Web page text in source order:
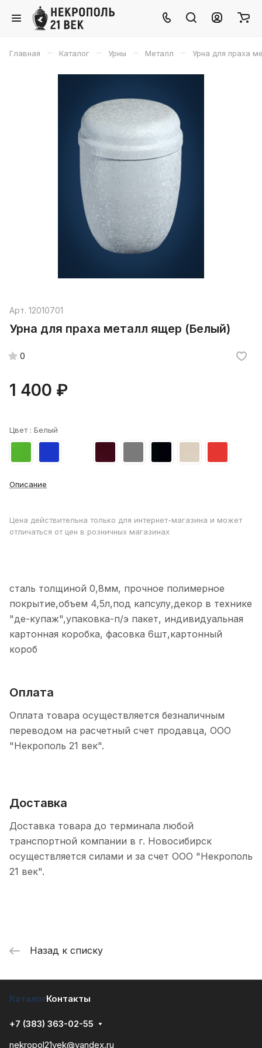
Главная – Каталог – Урны – Металл – Урна для праха
Арт. 12010701
Урна для праха металл ящер (Белый)
0
1 400 ₽
Цвет : Белый
Описание
Цена действительна только для интернет-магазина и может
отличаться от цен в розничных магазинах
сталь толщиной 0,8мм, прочное полимерное
покрытие,объем 4,5л,под капсулу,декор в технике
"де-купаж",упаковка-п/э пакет, индивидуальная
картонная коробка, фасовка 6шт,картонный
короб
Оплата
Оплата товара осуществляется безналичным
переводом на расчетный счет продавца, ООО
"Некрополь 21 век".
Доставка
Доставка товара до терминала любой
транспортной компании в г. Новосибирск
осуществляется силами и за счет ООО "Некрополь
21 век".
Назад к списку
КаталогКонтакты
+7 (383) 363-02-55
nekropol21vek@yandex.ru